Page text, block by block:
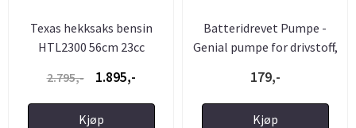
Texas hekksaks bensin
HTL2300 56cm 23cc
2.795,- 1.895,-
Kjøp
Batteridrevet Pumpe -
Genial pumpe for drivstoff,
179,-
Kjøp